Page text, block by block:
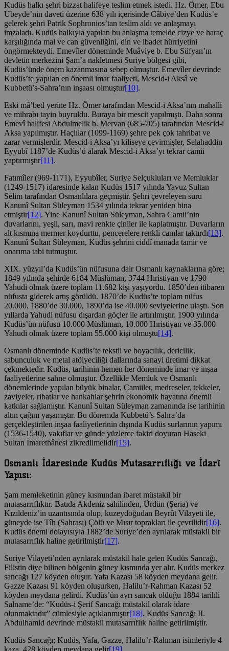
Kudüs halkı şehri bizzat halifeye teslim etmek istedi. Hz. Ömer, Ebu
Ubeyde’nin daveti üzerine 638 yılı içerisinde Câbiye’den Kudüs’e
gelerek şehri Patrik Sophronios’tan teslim aldı ve anlaşmayı
imzaladı. Kudüs halkıyla yapılan bu anlaşma temelde cizye ve haraç
karşılığında mal ve can güvenliğini, din ve ibadet hürriyetini
öngörmekteydi. Emevîler döneminde Muâviye b. Ebu Süfyan’ın
devletin merkezini Şam’a nakletmesi Suriye bölgesi gibi,
Kudüs’ünde önem kazanmasına sebep olmuştur. Emevîler devrinde
Kudüs’te yapılan en önemli imar faaliyeti, Mescid-i Aksâ ve
Kubbetü’s-Sahra’nın inşaası olmuştur[10].
Eski mâ’bed yerine Hz. Ömer tarafından Mescid-i Aksa’nın mahalli
ve mihrabı tayin buyruldu. Buraya bir mescit yapılmıştı. Daha sonra
Emevî halifesi Abdulmelik b. Mervan (685-705) tarafından Mescid-i
Aksa yapılmıştır. Haçlılar (1099-1169) şehre pek çok tahribat ve
zarar vermişlerdir. Mescid-i Aksa’yı kiliseye çevirmişler, Selahaddin
Eyyubî 1187’de Kudüs’ü alarak Mescid-i Aksa’yı tekrar camii
yaptırmıştır[11].
Fatımîler (969-1171), Eyyubîler, Suriye Selçukluları ve Memluklar
(1249-1517) idaresinde kalan Kudüs 1517 yılında Yavuz Sultan
Selim tarafından Osmanlılara geçmiştir. Şehri çevreleyen suru
Kanunî Sultan Süleyman 1534 yılında tekrar yeniden bina
etmiştir[12]. Yine Kanunî Sultan Süleyman, Sahra Camii’nin
duvarlarını, yeşil, sarı, mavi renkte çiniler ile kaplatmıştır. Duvarların
alt kısmına mermer koydurttu, pencerelere renkli camlar taktırdı[13].
Kanunî Sultan Süleyman, Kudüs şehrini ciddî manada tamir ve
onarıma tabi tutmuştur.
XIX. yüzyıl’da Kudüs’ün nüfusuna dair Osmanlı kaynaklarına göre;
1849 yılında şehirde 6184 Müslüman, 3744 Hıristiyan ve 1790
Yahudi olmak üzere toplam 11.682 kişi yaşıyordu. 1850’den itibaren
nüfusta giderek artış görüldü. 1870’de Kudüs’te toplam nüfus
20.000, 1880’de 30.000, 1890’da ise 40.000 seviyelerine ulaştı. Son
yıllarda Yahudi nüfusu dışardan göçler ile artırılmıştır. 1900 yılında
Kudüs’ün nüfusu 10.000 Müslüman, 10.000 Hıristiyan ve 35.000
Yahudi olmak üzere toplam 55.000 kişi olmuştu[14].
Osmanlı döneminde Kudüs’te tekstil ve boyacılık, dericilik,
sabunculuk ve metal atölyeciliği dallarında sanayi üretimi dikkat
çekmektedir. Kudüs, tarihinin hemen her döneminde imar ve inşaa
faaliyetlerine sahne olmuştur. Özellikle Memluk ve Osmanlı
dönemlerinde yapılan büyük binalar, Camiiler, medreseler, tekkeler,
zaviyeler, ribatlar ve hankahlar şehrin ekonomik hayatına önemli
katkılar sağlamıştır. Kanunî Sultan Süleyman zamanında ise tarihinin
altın çağını yaşamıştır. Bu dönemda Kubbetü’s-Sahra’da
gerçekleştirilen inşaa faaliyetlerinin dışında Kudüs surlarının yapımı
(1536-1540), vakıflar ve günde yüzlerce fakiri doyuran Haseki
Sultan İmarethânesi zikredilmelidir[15].
Osmanlı İdaresinde Kudüs Mutasarrıflığı ve İdarî
Yapısı:
Şam memleketinin güney kısmından ibaret müstakil bir
mutasarrıflıktır. Batıda Akdeniz sahilinden, Ürdün (Şeria) ve
Kızıldeniz’in uzantısında olup, kuzeydoğudan Beyrût Vilayeti ile,
güneyde ise Tîh (Sahrası) Çölü ve Mısır toprakları ile çevrilidir[16].
Kudüs önemi dolayısıyla 1882’de Suriye’den ayrılarak müstakil bir
mutasarrıflık haline getirilmiştir[17].
Suriye Vilayeti’nden ayrılarak müstakil hale gelen Kudüs Sancağı,
Filistin diye bilinen bölgenin güney kısmında yer alır. Kudüs merkez
sancağı 127 köyden oluşur. Yafa Kazası 58 köyden meydana gelir.
Gazze Kazası 91 köyden oluşurken, Halilu’r-Rahman Kazası 52
köyden meydana gelirdi. Kudüs’ün ayrı sancak olduğu 1884 tarihli
Salname’de: “Kudüs-i Şerif Sancağı müstakil olarak idare
olunmaktadır” cümlesiyle açıklanmıştır[18]. Kudüs Sancağı II.
Abdulhamid devrinde müstakil mutasarrıflık haline getirilmiştir.
Kudüs Sancağı; Kudüs, Yafa, Gazze, Halilu’r-Rahman isimleriyle 4
kaza, 428 köyden meydana gelir[19]